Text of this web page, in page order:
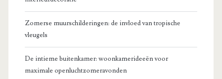
Zomerse muurschilderingen: de invloed van tropische
vleugels
De intieme buitenkamer: woonkamerideeën voor
maximale openluchtzomeravonden